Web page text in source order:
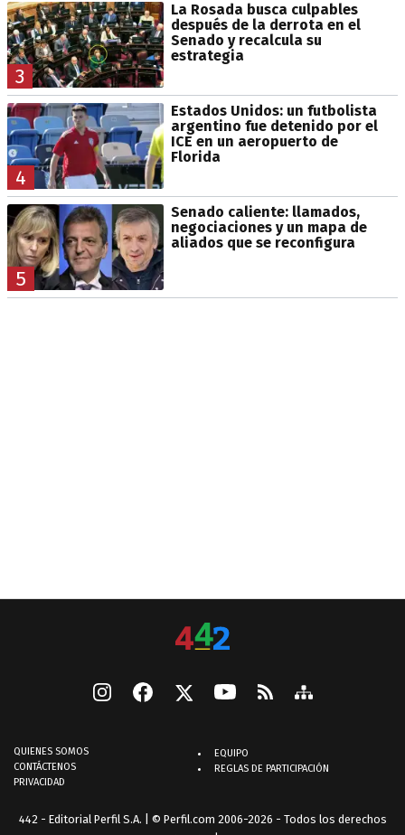
3
La Rosada busca culpables
después de la derrota en el
Senado y recalcula su
estrategia
4
Estados Unidos: un futbolista
argentino fue detenido por el
ICE en un aeropuerto de
Florida
5
Senado caliente: llamados,
negociaciones y un mapa de
aliados que se reconfigura
QUIENES SOMOS
CONTÁCTENOS
PRIVACIDAD
EQUIPO
REGLAS DE PARTICIPACIÓN
442 - Editorial Perfil S.A. | © Perfil.com 2006-2026 - Todos los derechos